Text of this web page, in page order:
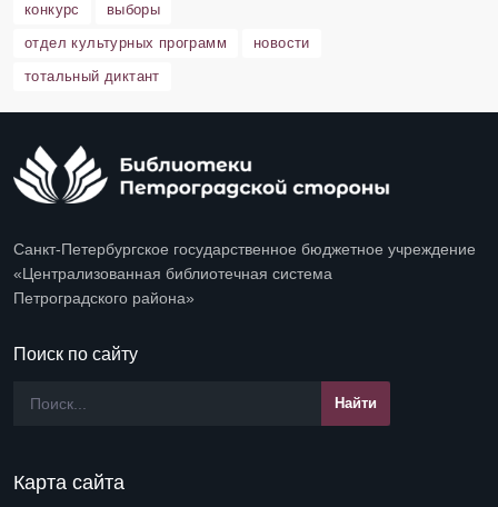
конкурс
выборы
отдел культурных программ
новости
тотальный диктант
Санкт-Петербургское государственное бюджетное учреждение
«Централизованная библиотечная система
Петроградского района»
Поиск по сайту
Карта сайта